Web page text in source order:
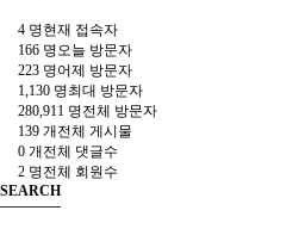
4 명현재 접속자
166 명오늘 방문자
223 명어제 방문자
1,130 명최대 방문자
280,911 명전체 방문자
139 개전체 게시물
0 개전체 댓글수
2 명전체 회원수
SEARCH